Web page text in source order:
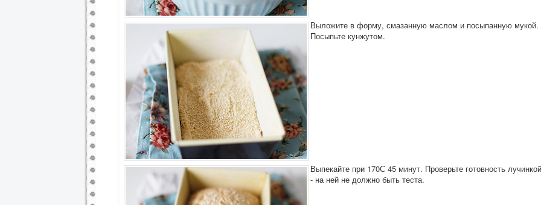
Выложите в форму, смазанную маслом и посыпанную мукой.
Посыпьте кунжутом.
Выпекайте при 170С 45 минут. Проверьте готовность лучинкой
- на ней не должно быть теста.